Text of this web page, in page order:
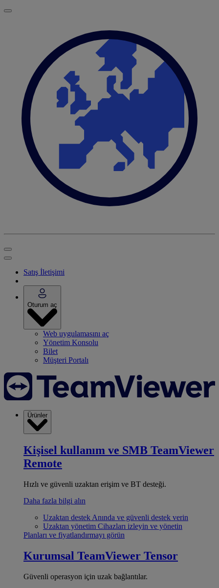
Satış İletişimi
Oturum aç
Web uygulamasını aç
Yönetim Konsolu
Bilet
Müşteri Portalı
Ürünler
Kişisel kullanım ve SMB TeamViewer
Remote
Hızlı ve güvenli uzaktan erişim ve BT desteği.
Daha fazla bilgi alın
Uzaktan destek Anında ve güvenli destek verin
Uzaktan yönetim Cihazları izleyin ve yönetin
Planları ve fiyatlandırmayı görün
Kurumsal TeamViewer Tensor
Güvenli operasyon için uzak bağlantılar.